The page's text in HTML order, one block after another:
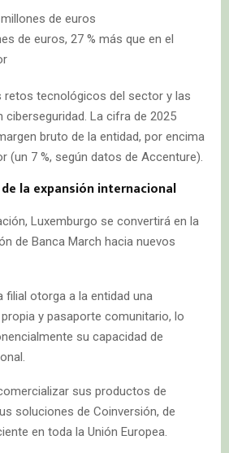
de euros
de euros, 27 % más que en el
retos tecnológicos del sector y las
ciberseguridad. La cifra de 2025
bruto de la entidad, por encima
(un 7 %, según datos de Accenture).
la expansión internacional
Luxemburgo se convertirá en la
de Banca March hacia nuevos
filial otorga a la entidad una
y pasaporte comunitario, lo
su capacidad de
sus productos de
soluciones de Coinversión, de
en toda la Unión Europea.